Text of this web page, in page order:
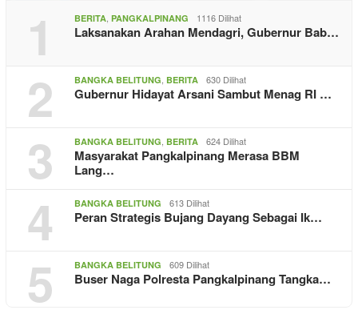
1 BERITA, PANGKALPINANG 1116 Dilihat
Laksanakan Arahan Mendagri, Gubernur Bab…
2 BANGKA BELITUNG, BERITA 630 Dilihat
Gubernur Hidayat Arsani Sambut Menag RI …
3 BANGKA BELITUNG, BERITA 624 Dilihat
Masyarakat Pangkalpinang Merasa BBM
Lang…
4 BANGKA BELITUNG 613 Dilihat
Peran Strategis Bujang Dayang Sebagai Ik…
5 BANGKA BELITUNG 609 Dilihat
Buser Naga Polresta Pangkalpinang Tangka…